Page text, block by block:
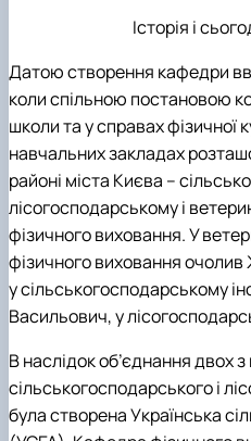
Історія і
Датою створення кафедри
коли спільною постановою
школи та у справах фізичної
навчальних закладах
районі міста Києва –
лісогосподарському і
фізичного виховання. У
фізичного виховання
у сільськогосподарському
Васильович, у
В наслідок об’єднання двох з
сільськогосподарського і
була створена Українська